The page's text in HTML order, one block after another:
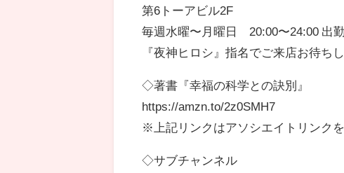
第6トーアビル2F
毎週水曜〜月曜日 20:00〜24:00 出
『夜神ヒロシ』指名でご来店お待ち
◇著書『幸福の科学との訣別』
https://amzn.to/2z0SMH7
※上記リンクはアソシエイトリンクを
◇サブチャンネル